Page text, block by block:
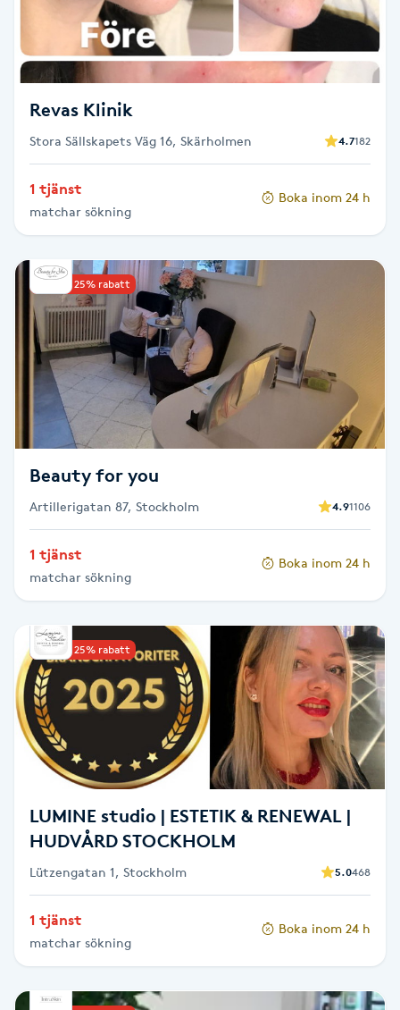
Permanent hårborttagning
Personal shopper
Personlig tränare
Picolaser
Piercing
Pigmentbehandling
Pigmentfläckar
Plastikkirurgi
Powder brows
PRP (Platelet Rich Plasma)
PRX-T33
Psoriasis
PT
Radiofrekvens
Reflexologi
Regndroppsmassage
Revas Klinik
Stora Sällskapets Väg 16, Skärholmen 4.7182
1 tjänst
matchar sökning
Boka inom 24 h
Upp till 25% rabatt
Beauty for you
Artillerigatan 87, Stockholm 4.91106
1 tjänst
matchar sökning
Boka inom 24 h
Upp till 25% rabatt
LUMINE studio | ESTETIK & RENEWAL |
HUDVÅRD STOCKHOLM
Lützengatan 1, Stockholm 5.0468
1 tjänst
matchar sökning
Boka inom 24 h